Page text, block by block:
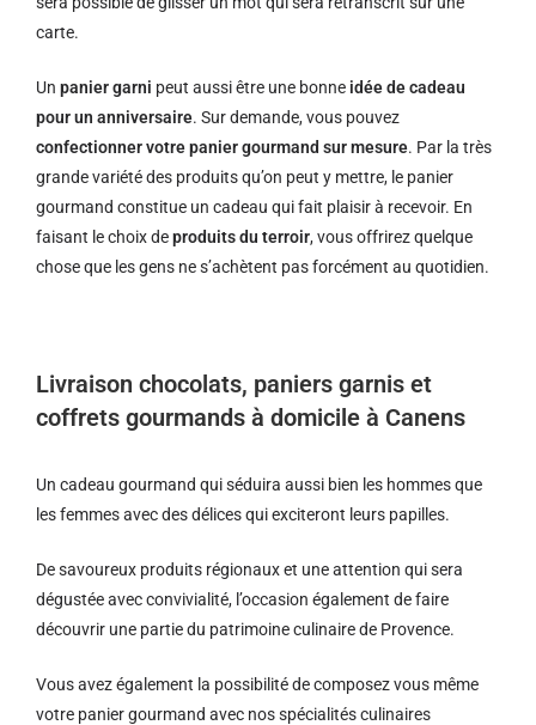
carte.
Un panier garni peut aussi être une bonne idée de cadeau
pour un anniversaire. Sur demande, vous pouvez
confectionner votre panier gourmand sur mesure. Par la très
grande variété des produits qu’on peut y mettre, le panier
gourmand constitue un cadeau qui fait plaisir à recevoir. En
faisant le choix deproduits du terroir, vous offrirez quelque
chose que les gens ne s’achètent pas forcément au quotidien.
Livraison chocolats, paniers garnis et
coffrets gourmands à domicile à Canens
Un cadeau gourmand qui séduira aussi bien les hommes que
les femmes avec des délices qui exciteront leurs papilles.
De savoureux produits régionaux et une attention qui sera
dégustée avec convivialité, l’occasion également de faire
découvrir une partie du patrimoine culinaire de Provence.
Vous avez également la possibilité de composez vous même
votre panier gourmand avec nos spécialités culinaires